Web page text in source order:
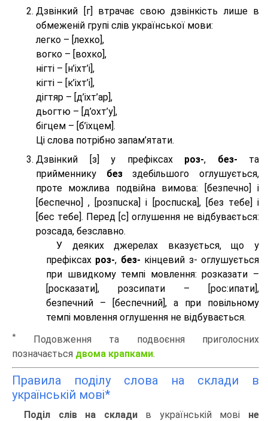
Дзвінкий [г] втрачає свою дзвінкість лише в
обмеженій групі слів української мови:
легко – [лехко],
вогко – [вохко],
нігті – [н’іхт’і],
кігті – [к’іхт’і],
дігтяр – [д’іхт’ар],
дьогтю – [д’охт’у],
бігцем – [б’іхцем].
Ці слова потрібно запам’ятати.
Дзвінкий [з] у префіксах роз-, без- та
прийменнику безздебільшого оглушується,
проте можлива подвійна вимова: [безпeчно] і
[беспeчно] , [розпuска] і [роспuска], [без тeбе] і
[бес тeбе]. Перед [с] оглушення не відбувається:
розсада, безславно.
У деяких джерелах вказується, що у
префіксах роз-, без- кінцевий з- оглушується
при швидкому темпі мовлення: розказати –
[росказати], розсипати – [роc:ипати],
безпечний – [беспечний], а при повільному
темпі мовлення оглушення не відбувається.
*
Подовження та подвоєння приголосних
позначається двома крапками.
Правила поділу слова на склади в
українській мові*
Поділ слів на складив українській мові не